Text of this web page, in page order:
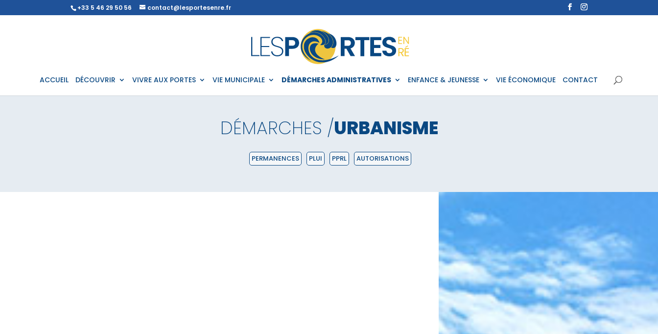
+33 5 46 29 50 56 contact@lesportesenre.fr
ACCUEIL DÉCOUVRIR VIVRE AUX PORTES VIE MUNICIPALE DÉMARCHES ADMINISTRATIVES ENFANCE & JEUNESSE VIE ÉCONOMIQUE CONTACT
DÉMARCHES /URBANISME
PERMANENCES PLUI PPRL AUTORISATIONS